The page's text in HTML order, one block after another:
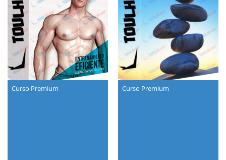
Curso Premium Curso Premium